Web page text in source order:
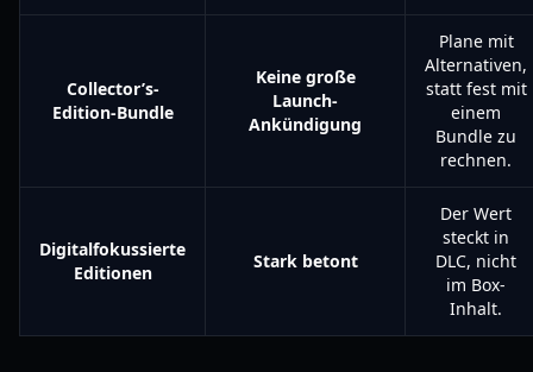
Collector’s-
Edition-Bundle
Keine große
Launch-
Ankündigung
Plane mit
Alternativen,
statt fest mit
einem
Bundle zu
rechnen.
Digitalfokussierte
Editionen
Stark betont
Der Wert
steckt in
DLC, nicht
im Box-
Inhalt.